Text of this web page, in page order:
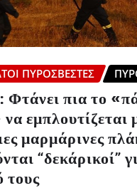
ΠΥΡΟΣΒΈΣΤΕΣ
πια το
εμπλουτίζεται
μαρμάρινες
“δεκάρικοί”
τους